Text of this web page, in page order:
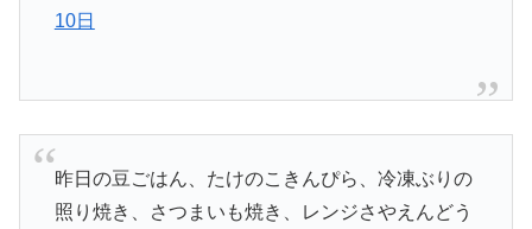
10日
昨日の豆ごはん、たけのこきんぴら、冷凍ぶりの
照り焼き、さつまいも焼き、レンジさやえんどう